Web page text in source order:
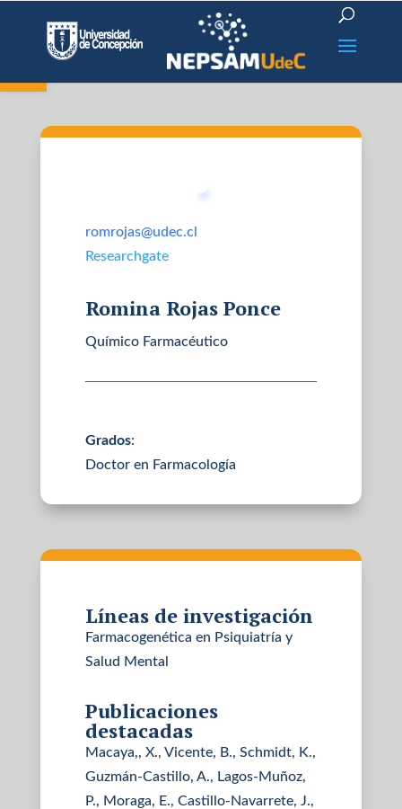
Open toolbar
romrojas@udec.cl
Researchgate
Romina Rojas Ponce
Químico Farmacéutico
Grados:
Doctor en Farmacología
Líneas de investigación
Farmacogenética en Psiquiatría y
Salud Mental
Publicaciones
destacadas
Macaya,, X., Vicente, B., Schmidt, K.,
Guzmán-Castillo, A., Lagos-Muñoz,
P., Moraga, E., Castillo-Navarrete, J.,